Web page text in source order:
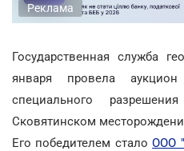
Реклама
Государственная служба
января провела
специального
Сковятинском
Его победителем сталоООО